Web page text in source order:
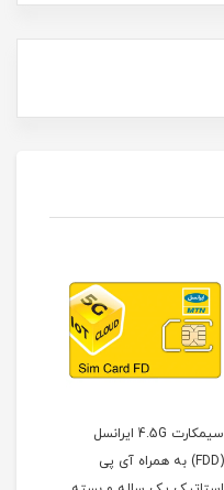
سیمکارت 4.5G ایرانسل
(FDD) به همراه آی پی